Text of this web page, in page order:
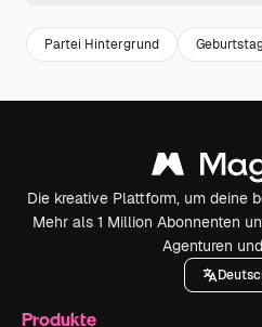
Partei Hintergrund
Die kreative Plattform, um deine
Mehr als 1 Million Abonnenten
Agenturen
Produkte